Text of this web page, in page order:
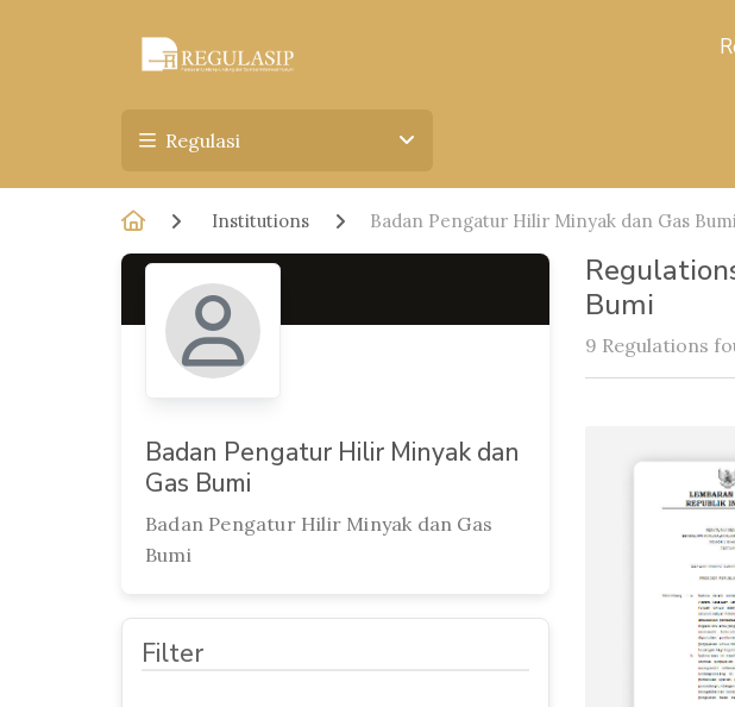
Regulasi
Institutions Badan Pengatur Hilir Minyak dan Gas
Badan Pengatur Hilir Minyak dan
Gas Bumi
Badan Pengatur Hilir Minyak dan Gas
Bumi
Filter
Bumi
9 Regulations